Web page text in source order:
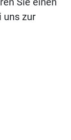
uns zur